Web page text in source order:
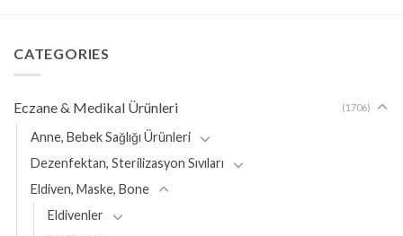
CATEGORIES
Eczane & Medikal Ürünleri (1706)
Anne, Bebek Sağlığı Ürünleri
Dezenfektan, Sterilizasyon Sıvıları
Eldiven, Maske, Bone
Eldivenler